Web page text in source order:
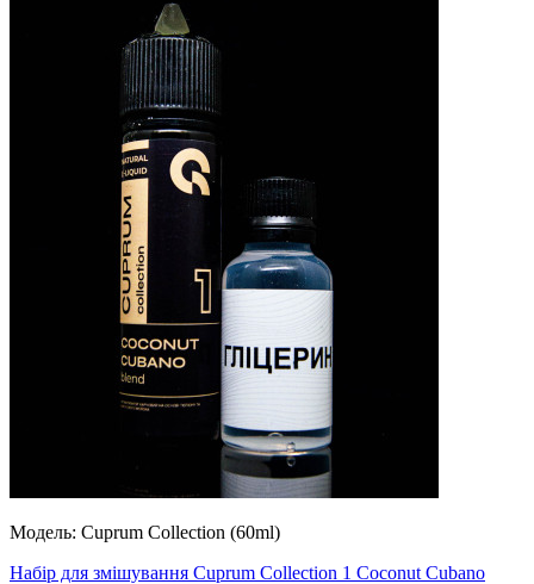
Модель: Cuprum Collection (60ml)
Набір для змішування Cuprum Collection 1 Coconut Cubano